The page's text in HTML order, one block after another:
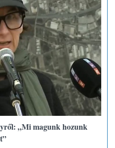
„Mi magunk hozunk